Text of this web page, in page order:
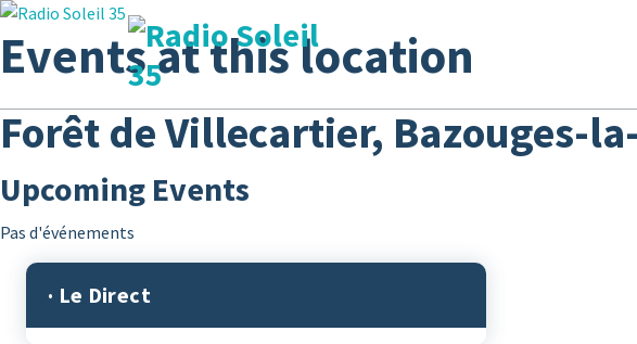
Aller
au
contenu
Events at this location
Forêt de Villecartier, Bazouges-
Upcoming Events
Pas d'événements
· Le Direct